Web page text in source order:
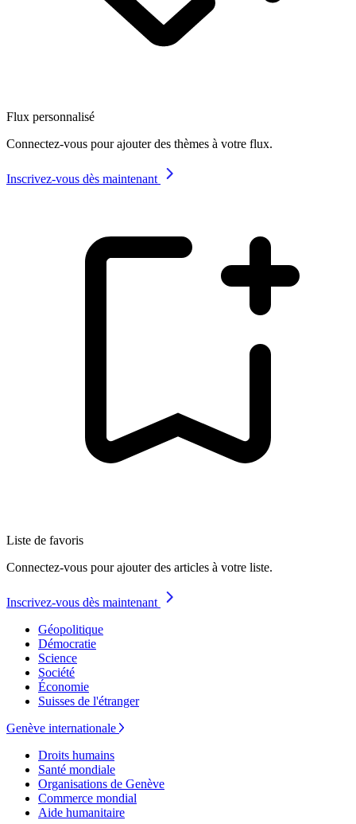
Flux personnalisé
Connectez-vous pour ajouter des thèmes à votre flux.
Inscrivez-vous dès maintenant
Liste de favoris
Connectez-vous pour ajouter des articles à votre liste.
Inscrivez-vous dès maintenant
Géopolitique
Démocratie
Science
Société
Économie
Suisses de l'étranger
Genève internationale
Droits humains
Santé mondiale
Organisations de Genève
Commerce mondial
Aide humanitaire